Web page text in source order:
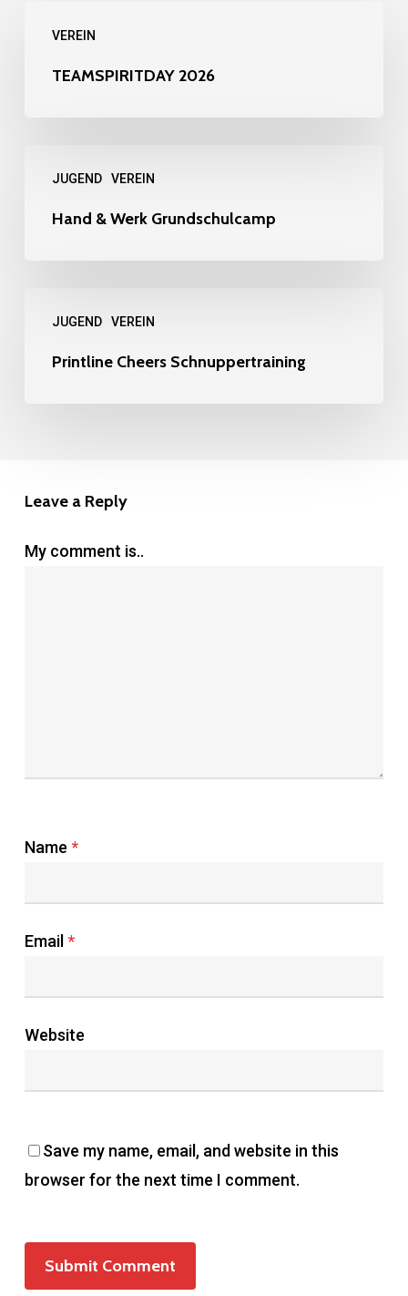
VEREIN
2026
TEAMSPIRITDAY 2026
JUGEND VEREIN
WerkHand & Werk Grundschulcamp
JUGEND VEREIN
Cheers
Schnuppertraining
Printline Cheers Schnuppertraining
Leave a Reply
My comment is..
Name *
Email *
Website
Save my name, email, and website in this
browser for the next time I comment.